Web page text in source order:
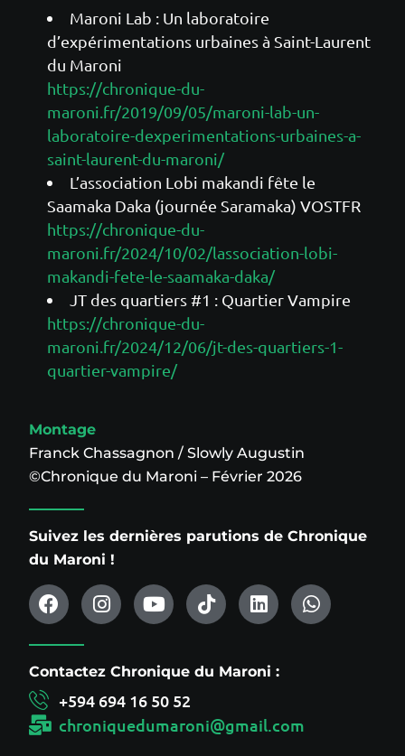
Maroni Lab : Un laboratoire
d’expérimentations urbaines à Saint-Laurent
du Maroni
https://chronique-du-
maroni.fr/2019/09/05/maroni-lab-un-
laboratoire-dexperimentations-urbaines-a-
saint-laurent-du-maroni/
L’association Lobi makandi fête le
Saamaka Daka (journée Saramaka) VOSTFR
https://chronique-du-
maroni.fr/2024/10/02/lassociation-lobi-
makandi-fete-le-saamaka-daka/
JT des quartiers #1 : Quartier Vampire
https://chronique-du-
maroni.fr/2024/12/06/jt-des-quartiers-1-
quartier-vampire/
Montage
Franck Chassagnon / Slowly Augustin
©Chronique du Maroni – Février 2026
Suivez les dernières parutions de Chronique
du Maroni !
Contactez Chronique du Maroni :
+594 694 16 50 52
chroniquedumaroni@gmail.com